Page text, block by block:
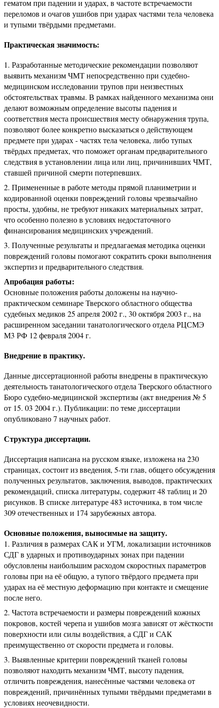
гематом при падении и ударах, в частоте встречаемости
переломов и очагов ушибов при ударах частями тела человека
и тупыми твёрдыми предметами.
Практическая значимость:
Разработанные методические рекомендации позволяют
выявить механизм ЧМТ непосредственно при судебно-
медицинском исследовании трупов при неизвестных
обстоятельствах травмы. В рамках найденного механизма они
делают возможным определение высоты падения и
соответствия места происшествия месту обнаружения трупа,
позволяют более конкретно высказаться о действующем
предмете при ударах - частях тела человека, либо тупых
твёрдых предметах, что поможет органам предварительного
следствия в установлении лица или лиц, причинивших ЧМТ,
ставшей причиной смерти потерпевших.
Примененные в работе методы прямой планиметрии и
кодированной оценки повреждений головы чрезвычайно
просты, удобны, не требуют никаких материальных затрат,
что особенно полезно в условиях недостаточного
финансирования медицинских учреждений.
Полученные результаты и предлагаемая методика оценки
повреждений головы помогают сократить сроки выполнения
экспертиз и предварительного следствия.
Апробация работы:
Основные положения работы доложены на научно-
практическом семинаре Тверского областного общества
судебных медиков 25 апреля 2002 г., 30 октября 2003 г., на
расширенном заседании танатологического отдела РЦСМЭ
М3 РФ 12 февраля 2004 г.
Внедрение в практику.
Данные диссертационной работы внедрены в практическую
деятельность танатологического отдела Тверского областного
Бюро судебно-медицинской экспертизы (акт внедрения № 5
от 15. 03 2004 г.). Публикации: по теме диссертации
опубликовано 7 научных работ.
Структура диссертации.
Диссертация написана на русском языке, изложена на 230
страницах, состоит из введения, 5-ти глав, общего обсуждения
полученных результатов, заключения, выводов, практических
рекомендаций, списка литературы, содержит 48 таблиц и 20
рисунков. В списке литературе 483 источника, в том числе
309 отечественных и 174 зарубежных автора.
Основные положения, выносимые на защиту.
Различия в размерах САК и УГМ, локализации источников
СДГ в ударных и противоударных зонах при падении
обусловлены наибольшим расходом скоростных параметров
головы при на её общую, а тупого твёрдого предмета при
ударах на её местную деформацию при контакте и смещение
после него.
Частота встречаемости и размеры повреждений кожных
покровов, костей черепа и ушибов мозга зависят от жёсткости
поверхности или силы воздействия, а СДГ и САК
преимущественно от скорости предмета и головы.
Выявленные критерии повреждений тканей головы
позволяют находить механизм ЧМТ, высоту падения,
отличить повреждения, нанесённые частями человека от
повреждений, причинённых тупыми твёрдыми предметами в
условиях неочевидности.